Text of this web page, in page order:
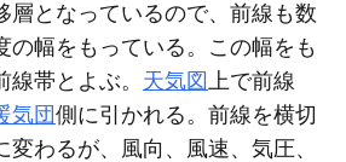
層となっているので、前線も数
の幅をもっている。この幅をも
帯とよぶ。 天気図上で前線
気団側に引かれる。前線を横切
変わるが、風向、風速、気圧、